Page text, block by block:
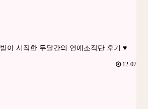
아 시작한 두달간의 연애조작단 후기 ♥
12-07